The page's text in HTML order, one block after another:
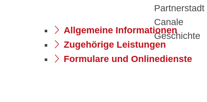
Partnerstadt
Canale
Geschichte
Allgemeine Informationen
Zugehörige Leistungen
Formulare und Onlinedienste